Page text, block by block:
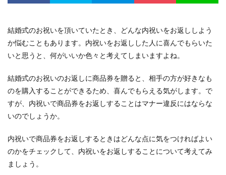
結婚式のお祝いを頂いていたとき、どんな内祝いをお返ししよう
か悩むこともあります。内祝いをお返しした人に喜んでもらいた
いと思うと、何がいいか色々と考えてしまいますよね。
結婚式のお祝いのお返しに商品券を贈ると、相手の方が好きなも
のを購入することができるため、喜んでもらえる気がします。で
すが、内祝いで商品券をお返しすることはマナー違反にはならな
いのでしょうか。
内祝いで商品券をお返しするときはどんな点に気をつければよい
のかをチェックして、内祝いをお返しすることについて考えてみ
ましょう。